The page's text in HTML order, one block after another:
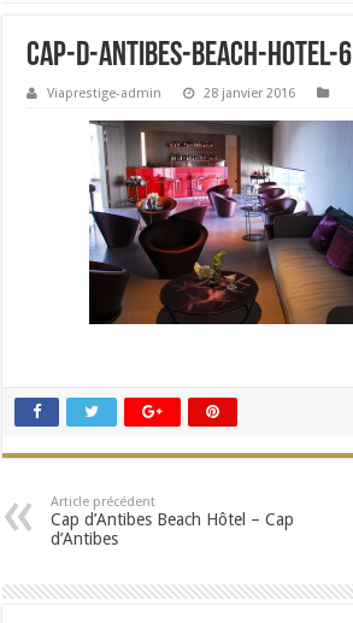
cap-d-antibes-beach-hotel-6
Viaprestige-admin 28 janvier 2016
Article précédent
Cap d’Antibes Beach Hôtel – Cap
d’Antibes